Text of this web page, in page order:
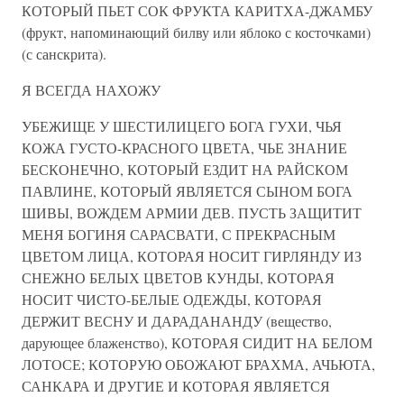
КОТОРЫЙ ПЬЕТ СОК ФРУКТА КАРИТХА-ДЖАМБУ
(фрукт, напоминающий билву или яблоко с косточками)
(с санскрита).
Я ВСЕГДА НАХОЖУ
УБЕЖИЩЕ У ШЕСТИЛИЦЕГО БОГА ГУХИ, ЧЬЯ
КОЖА ГУСТО-КРАСНОГО ЦВЕТА, ЧЬЕ ЗНАНИЕ
БЕСКОНЕЧНО, КОТОРЫЙ ЕЗДИТ НА РАЙСКОМ
ПАВЛИНЕ, КОТОРЫЙ ЯВЛЯЕТСЯ СЫНОМ БОГА
ШИВЫ, ВОЖДЕМ АРМИИ ДЕВ. ПУСТЬ ЗАЩИТИТ
МЕНЯ БОГИНЯ САРАСВАТИ, С ПРЕКРАСНЫМ
ЦВЕТОМ ЛИЦА, КОТОРАЯ НОСИТ ГИРЛЯНДУ ИЗ
СНЕЖНО БЕЛЫХ ЦВЕТОВ КУНДЫ, КОТОРАЯ
НОСИТ ЧИСТО-БЕЛЫЕ ОДЕЖДЫ, КОТОРАЯ
ДЕРЖИТ ВЕСНУ И ДАРАДАНАНДУ (вещество,
дарующее блаженство), КОТОРАЯ СИДИТ НА БЕЛОМ
ЛОТОСЕ; КОТОРУЮ ОБОЖАЮТ БРАХМА, АЧЬЮТА,
САНКАРА И ДРУГИЕ И КОТОРАЯ ЯВЛЯЕТСЯ